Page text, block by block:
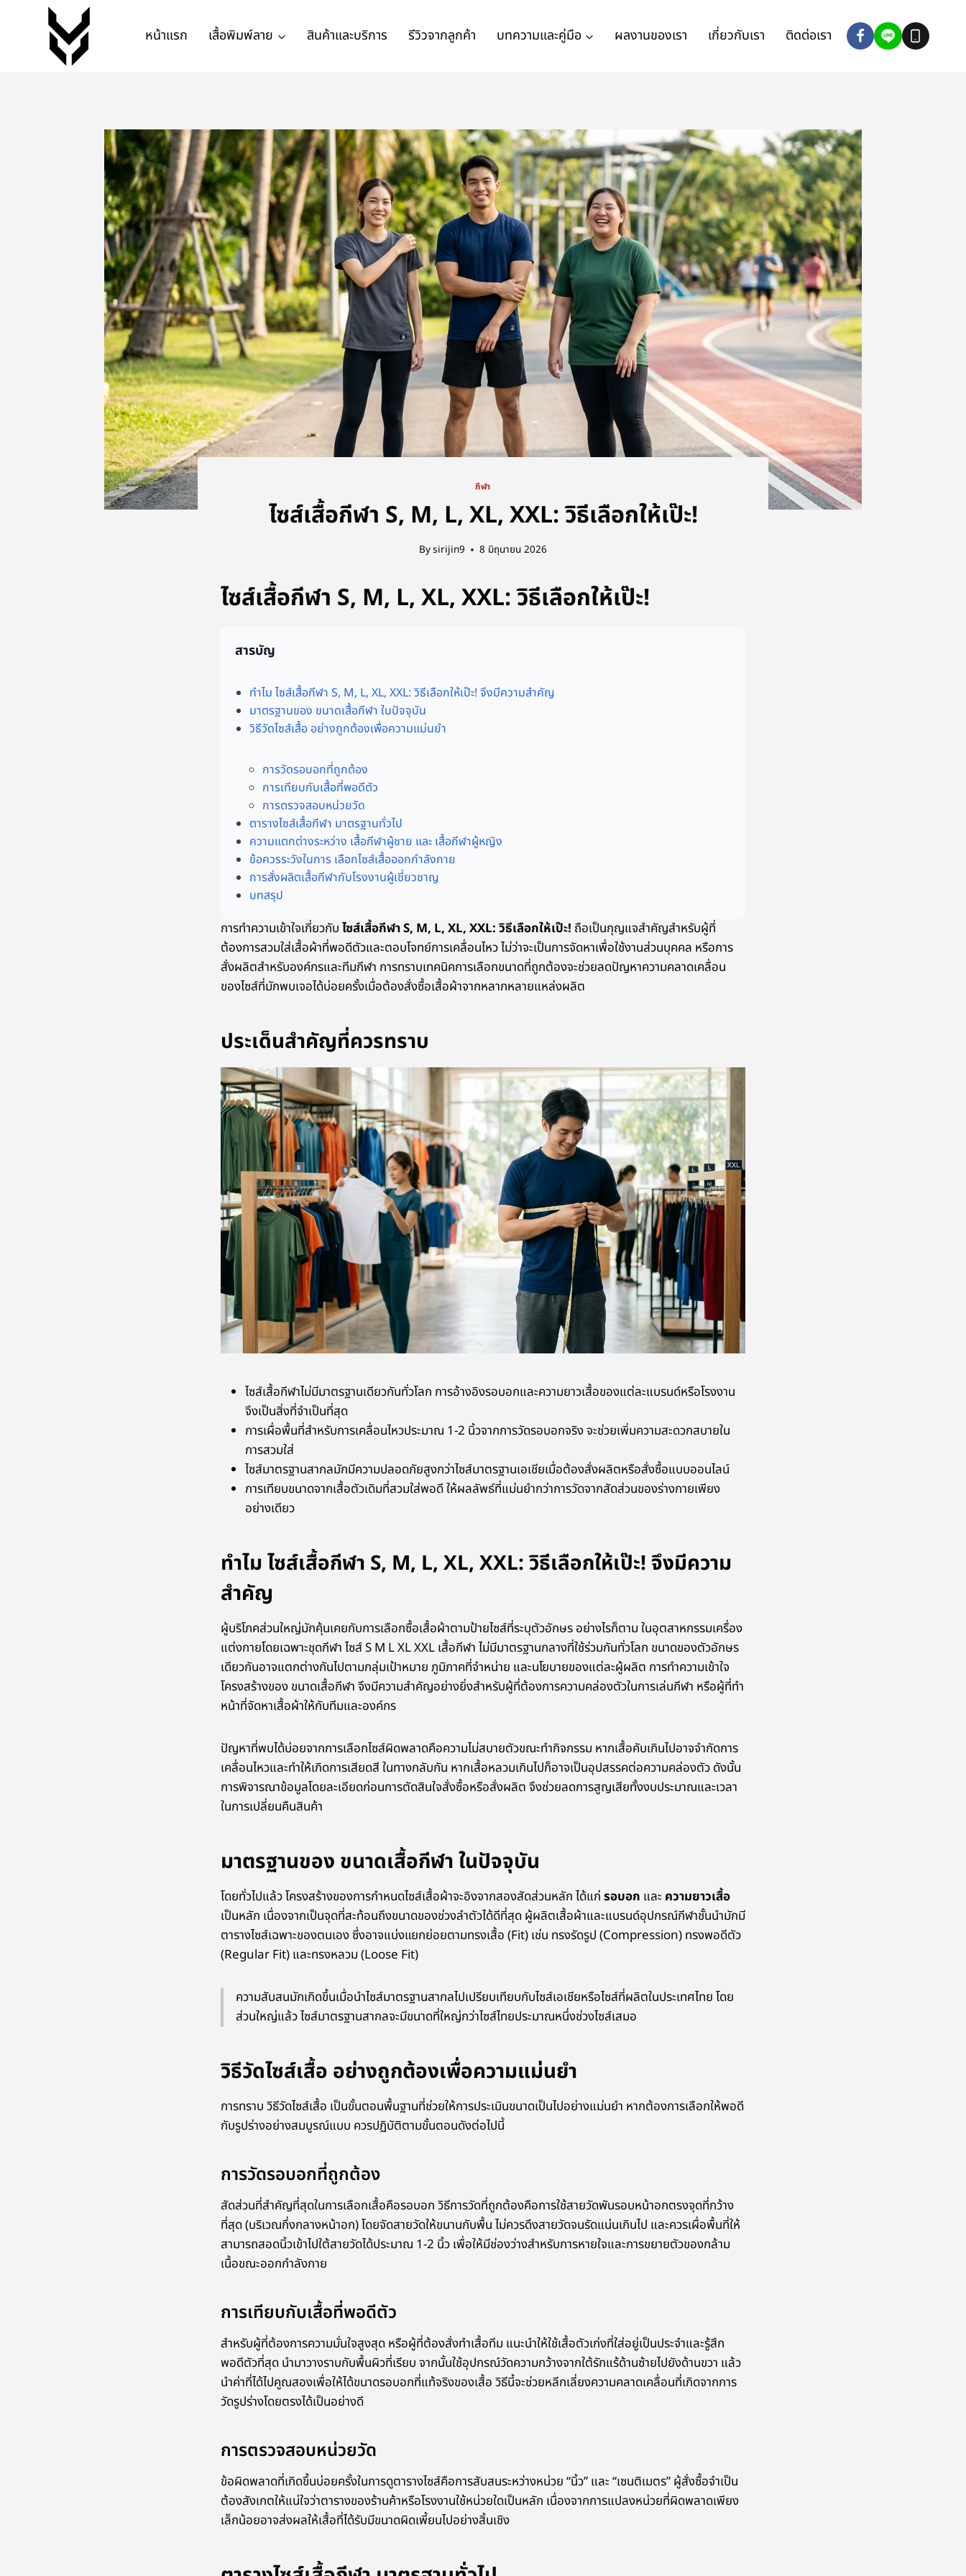
หน้าแรก เสื้อพิมพ์ลาย สินค้าและบริการ รีวิวจากลูกค้า บทความและคู่มือ ผลงานของเรา เกี่ยวกับเรา ติดต่อเรา
กีฬา
ไซส์เสื้อกีฬา S, M, L, XL, XXL: วิธีเลือกให้เป๊ะ!
Bysirijin9 8 มิถุนายน 2026
ไซส์เสื้อกีฬา S, M, L, XL, XXL: วิธีเลือกให้เป๊ะ!
สารบัญ
ทำไม ไซส์เสื้อกีฬา S, M, L, XL, XXL: วิธีเลือกให้เป๊ะ! จึงมีความสำคัญ
มาตรฐานของ ขนาดเสื้อกีฬา ในปัจจุบัน
วิธีวัดไซส์เสื้อ อย่างถูกต้องเพื่อความแม่นยำ
การวัดรอบอกที่ถูกต้อง
การเทียบกับเสื้อที่พอดีตัว
การตรวจสอบหน่วยวัด
ตารางไซส์เสื้อกีฬา มาตรฐานทั่วไป
ความแตกต่างระหว่าง เสื้อกีฬาผู้ชาย และ เสื้อกีฬาผู้หญิง
ข้อควรระวังในการ เลือกไซส์เสื้อออกกำลังกาย
การสั่งผลิตเสื้อกีฬากับโรงงานผู้เชี่ยวชาญ
บทสรุป
การทำความเข้าใจเกี่ยวกับไซส์เสื้อกีฬา S, M, L, XL, XXL: วิธีเลือกให้เป๊ะ! ถือเป็นกุญแจสำคัญสำหรับผู้ที่
ต้องการสวมใส่เสื้อผ้าที่พอดีตัวและตอบโจทย์การเคลื่อนไหว ไม่ว่าจะเป็นการจัดหาเพื่อใช้งานส่วนบุคคล หรือการ
สั่งผลิตสำหรับองค์กรและทีมกีฬา การทราบเทคนิคการเลือกขนาดที่ถูกต้องจะช่วยลดปัญหาความคลาดเคลื่อน
ของไซส์ที่มักพบเจอได้บ่อยครั้งเมื่อต้องสั่งซื้อเสื้อผ้าจากหลากหลายแหล่งผลิต
ประเด็นสำคัญที่ควรทราบ
ไซส์เสื้อกีฬาไม่มีมาตรฐานเดียวกันทั่วโลก การอ้างอิงรอบอกและความยาวเสื้อของแต่ละแบรนด์หรือโรงงาน
จึงเป็นสิ่งที่จำเป็นที่สุด
การเผื่อพื้นที่สำหรับการเคลื่อนไหวประมาณ 1-2 นิ้วจากการวัดรอบอกจริง จะช่วยเพิ่มความสะดวกสบายใน
การสวมใส่
ไซส์มาตรฐานสากลมักมีความปลอดภัยสูงกว่าไซส์มาตรฐานเอเชียเมื่อต้องสั่งผลิตหรือสั่งซื้อแบบออนไลน์
การเทียบขนาดจากเสื้อตัวเดิมที่สวมใส่พอดี ให้ผลลัพธ์ที่แม่นยำกว่าการวัดจากสัดส่วนของร่างกายเพียง
อย่างเดียว
ทำไม ไซส์เสื้อกีฬา S, M, L, XL, XXL: วิธีเลือกให้เป๊ะ! จึงมีความ
สำคัญ
ผู้บริโภคส่วนใหญ่มักคุ้นเคยกับการเลือกซื้อเสื้อผ้าตามป้ายไซส์ที่ระบุตัวอักษร อย่างไรก็ตาม ในอุตสาหกรรมเครื่อง
แต่งกายโดยเฉพาะชุดกีฬา ไซส์ S M L XL XXL เสื้อกีฬา ไม่มีมาตรฐานกลางที่ใช้ร่วมกันทั่วโลก ขนาดของตัวอักษร
เดียวกันอาจแตกต่างกันไปตามกลุ่มเป้าหมาย ภูมิภาคที่จำหน่าย และนโยบายของแต่ละผู้ผลิต การทำความเข้าใจ
โครงสร้างของ ขนาดเสื้อกีฬา จึงมีความสำคัญอย่างยิ่งสำหรับผู้ที่ต้องการความคล่องตัวในการเล่นกีฬา หรือผู้ที่ทำ
หน้าที่จัดหาเสื้อผ้าให้กับทีมและองค์กร
ปัญหาที่พบได้บ่อยจากการเลือกไซส์ผิดพลาดคือความไม่สบายตัวขณะทำกิจกรรม หากเสื้อคับเกินไปอาจจำกัดการ
เคลื่อนไหวและทำให้เกิดการเสียดสี ในทางกลับกัน หากเสื้อหลวมเกินไปก็อาจเป็นอุปสรรคต่อความคล่องตัว ดังนั้น
การพิจารณาข้อมูลโดยละเอียดก่อนการตัดสินใจสั่งซื้อหรือสั่งผลิต จึงช่วยลดการสูญเสียทั้งงบประมาณและเวลา
ในการเปลี่ยนคืนสินค้า
มาตรฐานของ ขนาดเสื้อกีฬา ในปัจจุบัน
โดยทั่วไปแล้ว โครงสร้างของการกำหนดไซส์เสื้อผ้าจะอิงจากสองสัดส่วนหลัก ได้แก่รอบอก และ ความยาวเสื้อ
เป็นหลัก เนื่องจากเป็นจุดที่สะท้อนถึงขนาดของช่วงลำตัวได้ดีที่สุด ผู้ผลิตเสื้อผ้าและแบรนด์อุปกรณ์กีฬาชั้นนำมักมี
ตารางไซส์เฉพาะของตนเอง ซึ่งอาจแบ่งแยกย่อยตามทรงเสื้อ (Fit) เช่น ทรงรัดรูป (Compression) ทรงพอดีตัว
(Regular Fit) และทรงหลวม (Loose Fit)
ความสับสนมักเกิดขึ้นเมื่อนำไซส์มาตรฐานสากลไปเปรียบเทียบกับไซส์เอเชียหรือไซส์ที่ผลิตในประเทศไทย โดย
ส่วนใหญ่แล้ว ไซส์มาตรฐานสากลจะมีขนาดที่ใหญ่กว่าไซส์ไทยประมาณหนึ่งช่วงไซส์เสมอ
วิธีวัดไซส์เสื้อ อย่างถูกต้องเพื่อความแม่นยำ
การทราบ วิธีวัดไซส์เสื้อ เป็นขั้นตอนพื้นฐานที่ช่วยให้การประเมินขนาดเป็นไปอย่างแม่นยำ หากต้องการเลือกให้พอดี
กับรูปร่างอย่างสมบูรณ์แบบ ควรปฏิบัติตามขั้นตอนดังต่อไปนี้
การวัดรอบอกที่ถูกต้อง
สัดส่วนที่สำคัญที่สุดในการเลือกเสื้อคือรอบอก วิธีการวัดที่ถูกต้องคือการใช้สายวัดพันรอบหน้าอกตรงจุดที่กว้าง
ที่สุด (บริเวณกึ่งกลางหน้าอก) โดยจัดสายวัดให้ขนานกับพื้น ไม่ควรดึงสายวัดจนรัดแน่นเกินไป และควรเผื่อพื้นที่ให้
สามารถสอดนิ้วเข้าไปใต้สายวัดได้ประมาณ 1-2 นิ้ว เพื่อให้มีช่องว่างสำหรับการหายใจและการขยายตัวของกล้าม
เนื้อขณะออกกำลังกาย
การเทียบกับเสื้อที่พอดีตัว
สำหรับผู้ที่ต้องการความมั่นใจสูงสุด หรือผู้ที่ต้องสั่งทำเสื้อทีม แนะนำให้ใช้เสื้อตัวเก่งที่ใส่อยู่เป็นประจำและรู้สึก
พอดีตัวที่สุด นำมาวางราบกับพื้นผิวที่เรียบ จากนั้นใช้อุปกรณ์วัดความกว้างจากใต้รักแร้ด้านซ้ายไปยังด้านขวา แล้ว
นำค่าที่ได้ไปคูณสองเพื่อให้ได้ขนาดรอบอกที่แท้จริงของเสื้อ วิธีนี้จะช่วยหลีกเลี่ยงความคลาดเคลื่อนที่เกิดจากการ
วัดรูปร่างโดยตรงได้เป็นอย่างดี
การตรวจสอบหน่วยวัด
ข้อผิดพลาดที่เกิดขึ้นบ่อยครั้งในการดูตารางไซส์คือการสับสนระหว่างหน่วย “นิ้ว” และ “เซนติเมตร” ผู้สั่งซื้อจำเป็น
ต้องสังเกตให้แน่ใจว่าตารางของร้านค้าหรือโรงงานใช้หน่วยใดเป็นหลัก เนื่องจากการแปลงหน่วยที่ผิดพลาดเพียง
เล็กน้อยอาจส่งผลให้เสื้อที่ได้รับมีขนาดผิดเพี้ยนไปอย่างสิ้นเชิง